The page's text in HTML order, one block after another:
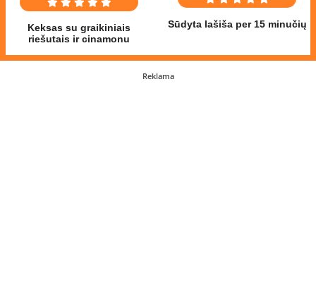
Keksas su graikiniais
riešutais ir cinamonu
Sūdyta lašiša per 15 minučių
Reklama